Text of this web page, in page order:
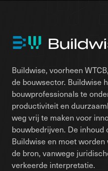
Buildwise, voorheen
de bouwsector. Buildwise
bouwprofessionals te
productiviteit en
weg vrij te maken voor
bouwbedrijven. De inhoud
Buildwise en moet
de bron, vanwege
verkeerde interpretatie.